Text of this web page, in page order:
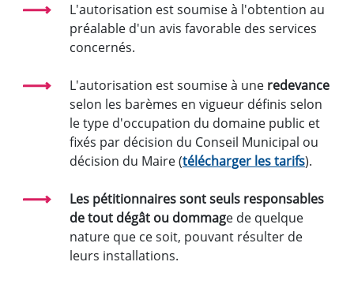
L'autorisation est soumise à l'obtention au
préalable d'un avis favorable des services
concernés.
L'autorisation est soumise à une redevance
selon les barèmes en vigueur définis selon
le type d'occupation du domaine public et
fixés par décision du Conseil Municipal ou
décision du Maire (télécharger les tarifs).
Les pétitionnaires sont seuls responsables
de tout dégât ou dommage de quelque
nature que ce soit, pouvant résulter de
leurs installations.